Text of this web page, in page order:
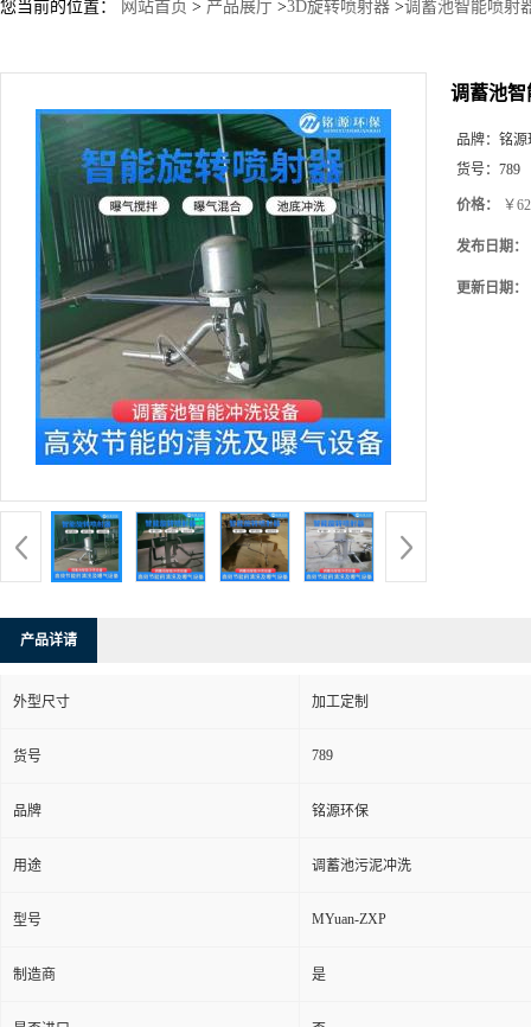
您当前的位置： 网站首页 > 产品展厅 >3D旋转喷射器 >调蓄池智能喷射
调蓄池智
品牌： 铭源
货号： 789
价格： ￥
发布日期：
更新日期：
产品详请
外型尺寸 加工定制
货号 789
品牌 铭源环保
用途 调蓄池污泥冲洗
型号 MYuan-ZXP
制造商 是